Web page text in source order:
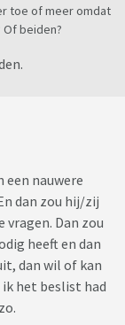
toe of meer omdat
beiden?
een nauwere
dan zou hij/zij
Dan zou
heeft en dan
dan wil of kan
het beslist had